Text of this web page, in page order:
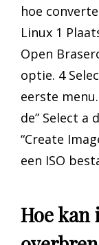
hoe
Linux 1
Open
optie. 4
eerste
de” Select a
“Create
een ISO
Hoe kan